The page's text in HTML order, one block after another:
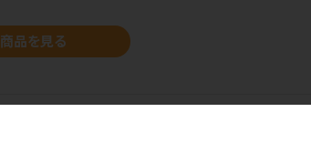
商品を見る